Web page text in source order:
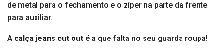
de metal para o fechamento e o zíper na parte da frente
para auxiliar.
A calça jeans cut out é a que falta no seu guarda roupa!